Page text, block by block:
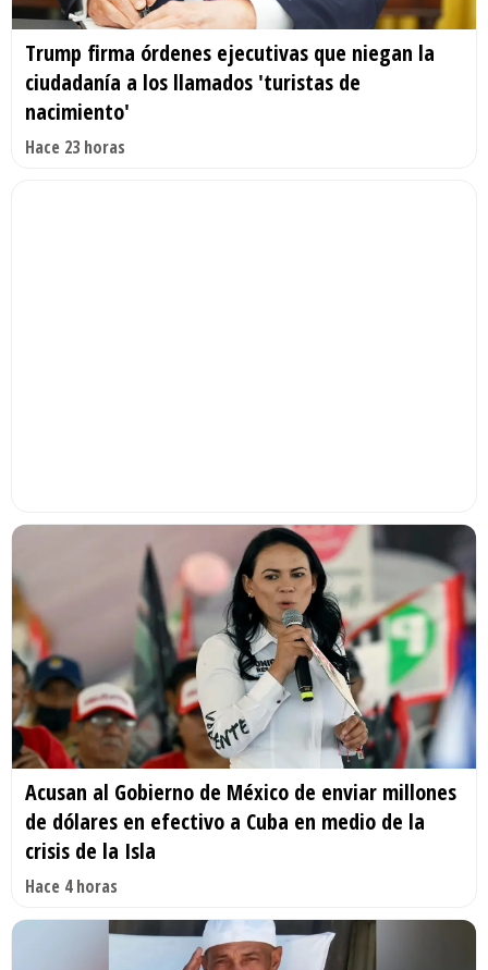
Trump firma órdenes ejecutivas que niegan la
ciudadanía a los llamados 'turistas de
nacimiento'
Hace 23 horas
Acusan al Gobierno de México de enviar millones
de dólares en efectivo a Cuba en medio de la
crisis de la Isla
Hace 4 horas